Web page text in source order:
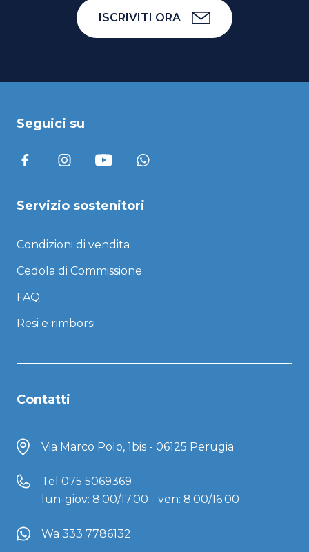
ISCRIVITI ORA
Seguici su
Servizio sostenitori
Condizioni di vendita
Cedola di Commissione
FAQ
Resi e rimborsi
Contatti
Via Marco Polo, 1bis - 06125 Perugia
Tel 075 5069369
lun-giov: 8.00/17.00 - ven: 8.00/16.00
Wa 333 7786132